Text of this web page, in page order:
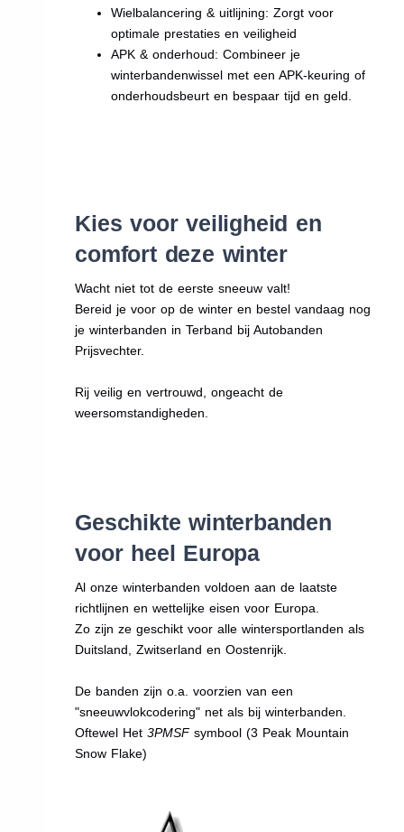
Wielbalancering & uitlijning: Zorgt voor
optimale prestaties en veiligheid
APK & onderhoud: Combineer je
winterbandenwissel met een APK-keuring of
onderhoudsbeurt en bespaar tijd en geld.
Kies voor veiligheid en
comfort deze winter
Wacht niet tot de eerste sneeuw valt!
Bereid je voor op de winter en bestel vandaag nog
je winterbanden in Terband bij Autobanden
Prijsvechter.
Rij veilig en vertrouwd, ongeacht de
weersomstandigheden.
Geschikte winterbanden
voor heel Europa
Al onze winterbanden voldoen aan de laatste
richtlijnen en wettelijke eisen voor Europa.
Zo zijn ze geschikt voor alle wintersportlanden als
Duitsland, Zwitserland en Oostenrijk.
De banden zijn o.a. voorzien van een
"sneeuwvlokcodering" net als bij winterbanden.
Oftewel Het3PMSFsymbool (3 Peak Mountain
Snow Flake)